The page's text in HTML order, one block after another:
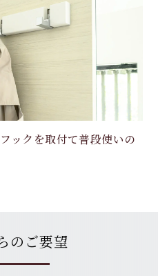
ックを取付て普段使いの
のご要望